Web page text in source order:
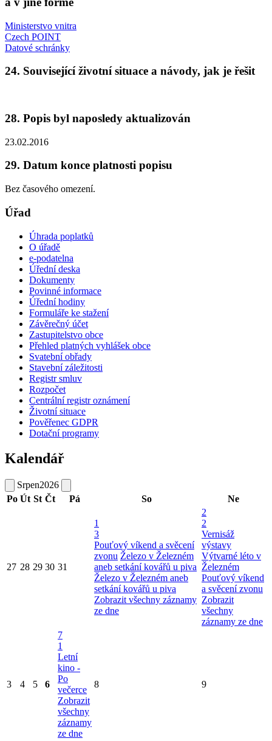
Ministerstvo vnitra
Czech POINT
Datové schránky
24. Související životní situace a návody, jak je řešit
28. Popis byl naposledy aktualizován
23.02.2016
29. Datum konce platnosti popisu
Bez časového omezení.
Úřad
Úhrada poplatků
O úřadě
e-podatelna
Úřední deska
Dokumenty
Povinné informace
Úřední hodiny
Formuláře ke stažení
Závěrečný účet
Zastupitelstvo obce
Přehled platných vyhlášek obce
Svatební obřady
Stavební záležitosti
Registr smluv
Rozpočet
Centrální registr oznámení
Životní situace
Pověřenec GDPR
Dotační programy
Kalendář
Srpen2026
Po Út St Čt Pá So Ne
27 28 29 30 31
1
3
Pouťový víkend a svěcení
zvonu Železo v Železném
aneb setkání kovářů u piva
Železo v Železném aneb
setkání kovářů u piva
Zobrazit všechny záznamy
ze dne
2
2
Vernisáž
výstavy
Výtvarné léto v
Železném
Pouťový víkend
a svěcení zvonu
Zobrazit
všechny
záznamy ze dne
3 4 5 6
7
1
Letní
kino -
Po
večerce
Zobrazit
všechny
záznamy
ze dne
8 9